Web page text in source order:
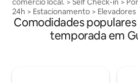
24h > Estacionamento > Elevadores
Wi-Fi (400 MB) > Cama Queen >
completa > Espaço para home
Não são permitidos animais de
Comodidades
temporada em